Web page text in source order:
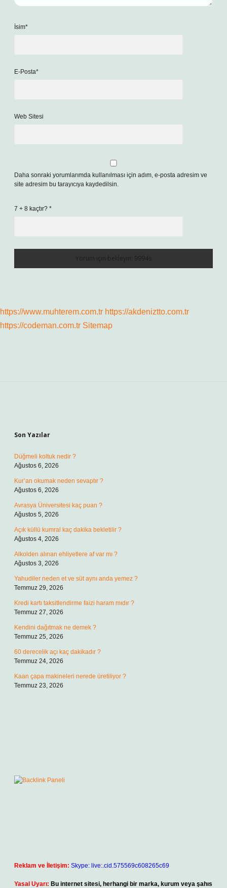
İsim*
E-Posta*
Web Sitesi
Daha sonraki yorumlarımda kullanılması için adım, e-posta adresim ve
site adresim bu tarayıcıya kaydedilsin.
7 + 8 kaçtır? *
https://www.muhterem.com.tr https://akdeniztto.com.tr
https://codeman.com.tr Sitemap
Son Yazılar
Düğmeli koltuk nedir ?
Ağustos 6, 2026
Kur’an okumak neden sevaptır ?
Ağustos 6, 2026
Avrasya Üniversitesi kaç puan ?
Ağustos 5, 2026
Açık küllü kumral kaç dakika bekletilir ?
Ağustos 4, 2026
Alkolden alınan ehliyetlere af var mı ?
Ağustos 3, 2026
Yahudiler neden et ve süt aynı anda yemez ?
Temmuz 29, 2026
Kredi kartı taksitlendirme faizi haram mıdır ?
Temmuz 27, 2026
Kendini dağıtmak ne demek ?
Temmuz 25, 2026
60 derecelik açı kaç dakikadır ?
Temmuz 24, 2026
Kaan çapa makineleri nerede üretiliyor ?
Temmuz 23, 2026
Reklam ve İletişim: Skype: live:.cid.575569c608265c69
Yasal Uyarı: Bu internet sitesi, herhangi bir marka, kurum veya şahıs